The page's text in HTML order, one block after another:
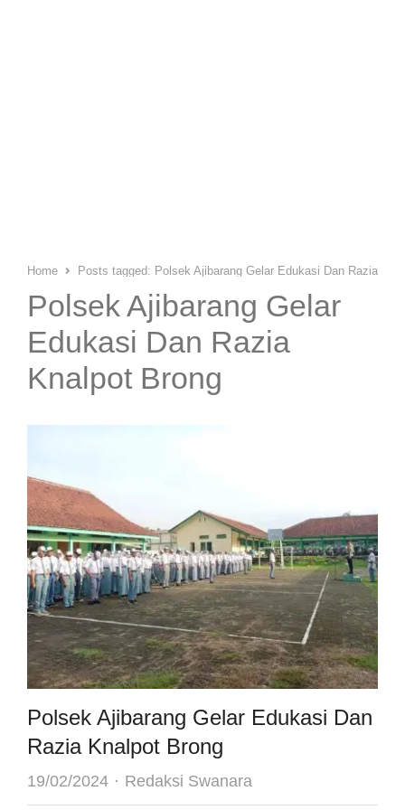
Home Posts tagged: Polsek Ajibarang Gelar Edukasi Dan Razia
Polsek Ajibarang Gelar
Edukasi Dan Razia
Knalpot Brong
Polsek Ajibarang Gelar Edukasi Dan
Razia Knalpot Brong
19/02/2024 Author
Redaksi Swanara